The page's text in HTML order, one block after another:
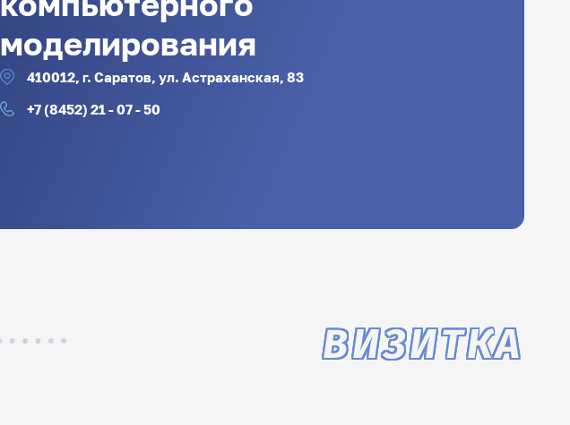
моделирования
410012, г. Саратов, ул. Астраханская, 83
+7 (8452) 21 - 07 - 50
ВИЗИТКА